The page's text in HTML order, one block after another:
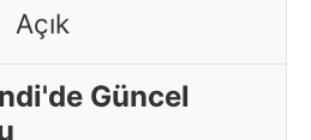
Açık
Güncel